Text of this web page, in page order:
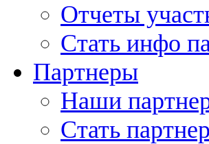
Отчеты
Стать инфо
Партнеры
Наши
Стать